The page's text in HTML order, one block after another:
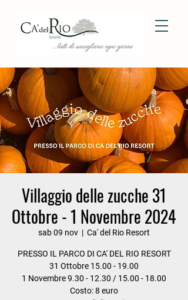
Villaggio delle zucche 31
Ottobre - 1 Novembre 2024
sab 09 nov
  |
Ca' del Rio Resort
PRESSO IL PARCO DI CA' DEL RIO RESORT
31 Ottobre 15.00 - 19.00
1 Novembre 9.30 - 12.30 / 15.00 - 18.00
Costo: 8 euro